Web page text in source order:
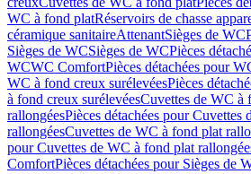
WC à fond platRéservoirs de chasse
céramique sanitaireAttenantSièges de WC
Sièges de WCSièges de WCPièces
WCWC ComfortPièces détachées pour
WC à fond creux surélevéesPièces
à fond creux surélevéesCuvettes de WC à
rallongéesPièces détachées pour
rallongéesCuvettes de WC à fond plat
pour Cuvettes de WC à fond plat
ComfortPièces détachées pour Sièges de